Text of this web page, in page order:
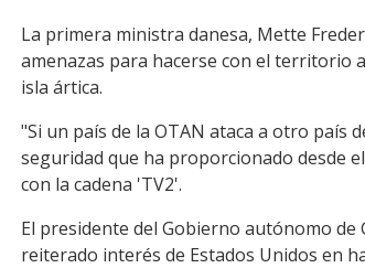
Facebook
WhatsApp
Email
La primera ministra danesa, Mette
amenazas para hacerse con el territorio
isla ártica.
"Si un país de la OTAN ataca a otro país
seguridad que ha proporcionado desde
con la cadena 'TV2'.
El presidente del Gobierno autónomo
reiterado interés de Estados Unidos en